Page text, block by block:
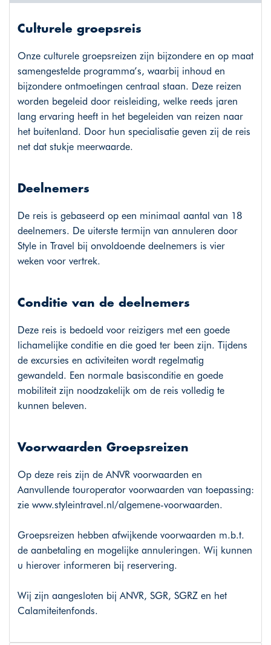
Culturele groepsreis
Onze culturele groepsreizen zijn bijzondere en op maat
samengestelde programma’s, waarbij inhoud en
bijzondere ontmoetingen centraal staan. Deze reizen
worden begeleid door reisleiding, welke reeds jaren
lang ervaring heeft in het begeleiden van reizen naar
het buitenland. Door hun specialisatie geven zij de reis
net dat stukje meerwaarde.
Deelnemers
De reis is gebaseerd op een minimaal aantal van 18
deelnemers. De uiterste termijn van annuleren door
Style in Travel bij onvoldoende deelnemers is vier
weken voor vertrek.
Conditie van de deelnemers
Deze reis is bedoeld voor reizigers met een goede
lichamelijke conditie en die goed ter been zijn. Tijdens
de excursies en activiteiten wordt regelmatig
gewandeld. Een normale basisconditie en goede
mobiliteit zijn noodzakelijk om de reis volledig te
kunnen beleven.
Voorwaarden Groepsreizen
Op deze reis zijn de ANVR voorwaarden en
Aanvullende touroperator voorwaarden van toepassing:
zie www.styleintravel.nl/algemene-voorwaarden.
Groepsreizen hebben afwijkende voorwaarden m.b.t.
de aanbetaling en mogelijke annuleringen. Wij kunnen
u hierover informeren bij reservering.
Wij zijn aangesloten bij ANVR, SGR, SGRZ en het
Calamiteitenfonds.